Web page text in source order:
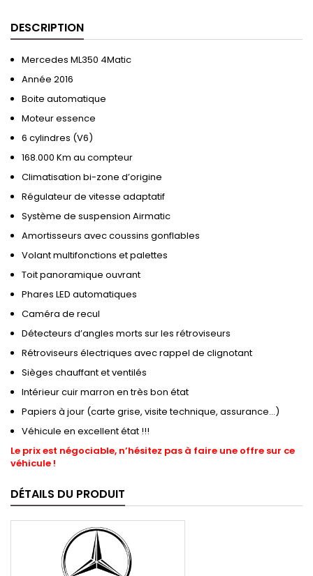
DESCRIPTION
Mercedes ML350 4Matic
Année 2016
Boite automatique
Moteur essence
6 cylindres (V6)
168.000 Km au compteur
Climatisation bi-zone d’origine
Régulateur de vitesse adaptatif
Système de suspension Airmatic
Amortisseurs avec coussins gonflables
Volant multifonctions et palettes
Toit panoramique ouvrant
Phares LED automatiques
Caméra de recul
Détecteurs d’angles morts sur les rétroviseurs
Rétroviseurs électriques avec rappel de clignotant
Sièges chauffant et ventilés
Intérieur cuir marron en très bon état
Papiers à jour (carte grise, visite technique, assurance…)
Véhicule en excellent état !!!
Le prix est négociable, n’hésitez pas à faire une offre sur ce
véhicule !
DÉTAILS DU PRODUIT